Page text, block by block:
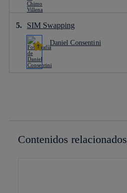
SIM Swapping
Daniel Consentini
Contenidos relacionados